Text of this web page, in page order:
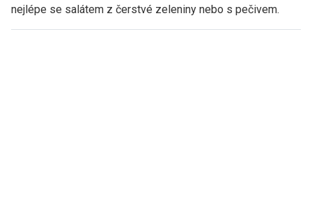
nejlépe se salátem z čerstvé zeleniny nebo s pečivem.